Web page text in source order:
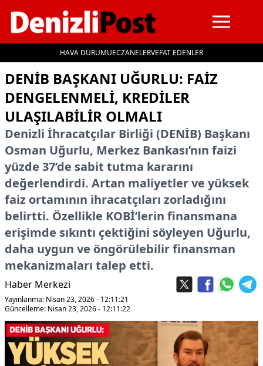
HAVA DURUMUECZANELERVEFAT EDENLER
İçeriğe geç
DENİB BAŞKANI UĞURLU: FAIZ
DENGELENMELI, KREDILER
ULAŞILABILIR OLMALI
Denizli İhracatçılar Birliği (DENİB) Başkanı
Osman Uğurlu, Merkez Bankası’nın faizi
yüzde 37’de sabit tutma kararını
değerlendirdi. Artan maliyetler ve yüksek
faiz ortamının ihracatçıları zorladığını
belirtti. Özellikle KOBİ’lerin finansmana
erişimde sıkıntı çektiğini söyleyen Uğurlu,
daha uygun ve öngörülebilir finansman
mekanizmaları talep etti.
Haber Merkezi
Yayınlanma: Nisan 23, 2026 - 12:11:21
Güncelleme: Nisan 23, 2026 - 12:11:22